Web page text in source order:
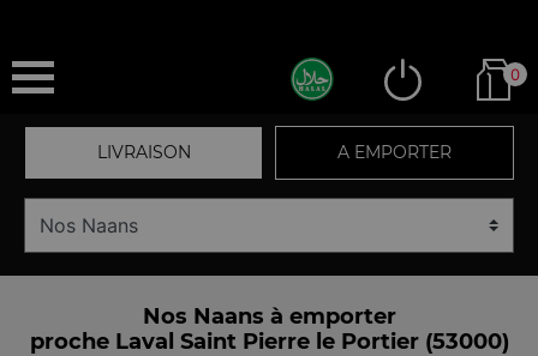
0
LIVRAISON A EMPORTER
Nos Naans à emporter
proche Laval Saint Pierre le Portier (53000)